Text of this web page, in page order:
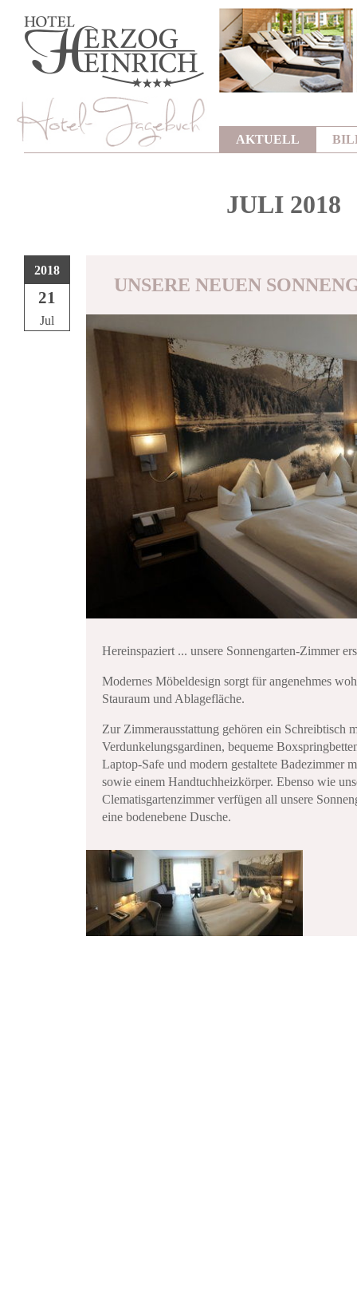
AKTUELL
JULI 2018
2018
21
Jul
UNSERE NEUEN
Hereinspaziert ... unsere Sonnengarten-Zimmer
Modernes Möbeldesign sorgt für angenehmes
Stauraum und Ablagefläche.
Zur Zimmerausstattung gehören ein Schreibtisch
Verdunkelungsgardinen, bequeme
Laptop-Safe und modern gestaltete Badezimmer
sowie einem Handtuchheizkörper. Ebenso wie
Clematisgartenzimmer verfügen all unsere
eine bodenebene Dusche.